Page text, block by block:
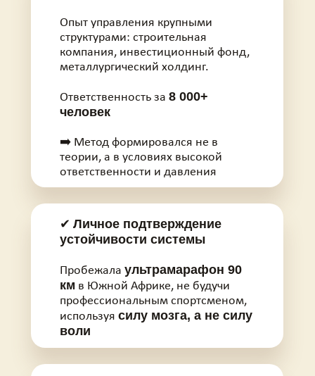
✔ Личное подтверждение
устойчивости системы
Пробежала ультрамарафон 90
км в Южной Африке, не будучи
профессиональным спортсменом,
используя силу мозга, а не силу
воли
Опыт управления крупными
структурами: строительная
компания, инвестиционный фонд,
металлургический холдинг.
Ответственность за 8 000+
человек
➡️ Метод формировался не в
теории, а в условиях высокой
ответственности и давления